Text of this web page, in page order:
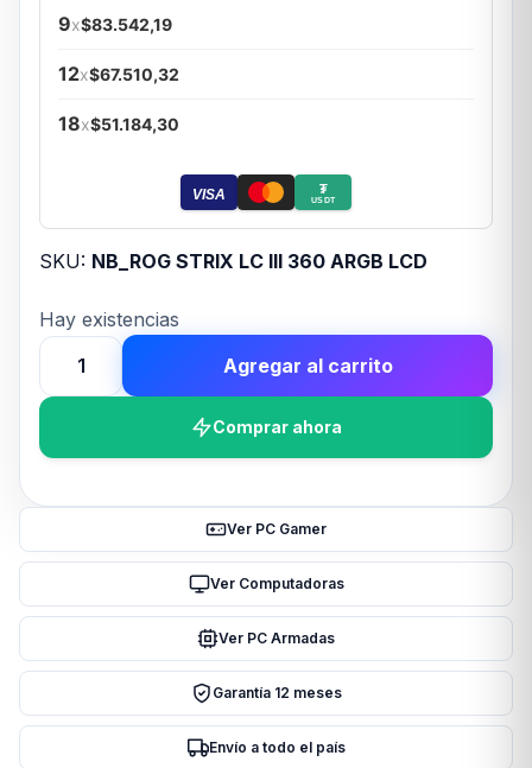
9x$83.542,19
12x$67.510,32
18x$51.184,30
VISA ₮
USDT
SKU: NB_ROG STRIX LC III 360 ARGB LCD
Hay existencias
WATER
COOLER
III
ARGB
cantidad
Agregar al carrito
Comprar ahora
Ver PC Gamer
Ver Computadoras
Ver PC Armadas
Garantía 12 meses
Envío a todo el país